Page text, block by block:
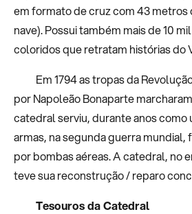
em formato de cruz com 43 metros
nave). Possui também mais de 10
coloridos que retratam histórias do
Em 1794 as tropas da
por Napoleão Bonaparte
catedral serviu, durante anos como
armas, na segunda guerra mundial,
por bombas aéreas. A catedral, no
teve sua reconstrução / reparo
Tesouros da Catedral